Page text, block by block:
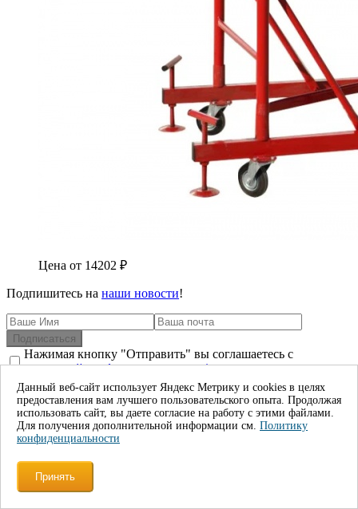
Цена от 14202 ₽
Подпишитесь на наши новости!
Подписаться
Нажимая кнопку "Отправить" вы соглашаетесь с
политикой конфиденциальности*
Контакты
+7 499 112-32-70
Данный веб-сайт использует Яндекс Метрику и cookies в целях
предоставления вам лучшего пользовательского опыта. Продолжая
использовать сайт, вы даете согласие на работу с этими файлами.
Для получения дополнительной информации см. Политику
конфиденциальности
Принять